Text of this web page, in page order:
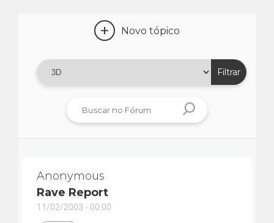
+ Novo tópico
Filtrar
Anonymous
Rave Report
11/02/2003 - 00:00